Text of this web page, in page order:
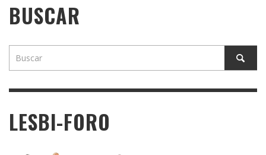
BUSCAR
LESBI-FORO